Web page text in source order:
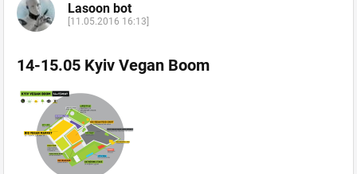
Lasoon bot
[11.05.2016 16:13]
14-15.05 Kyiv Vegan Boom